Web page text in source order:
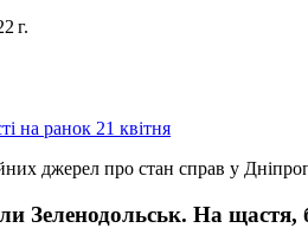
г.
джерел про стан справ у
Зеленодольськ. На щастя,